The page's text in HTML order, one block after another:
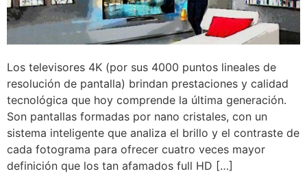
Los televisores 4K (por sus 4000 puntos lineales de
resolución de pantalla) brindan prestaciones y calidad
tecnológica que hoy comprende la última generación.
Son pantallas formadas por nano cristales, con un
sistema inteligente que analiza el brillo y el contraste de
cada fotograma para ofrecer cuatro veces mayor
definición que los tan afamados full HD […]